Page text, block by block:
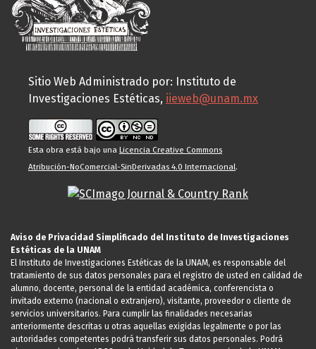
Sitio Web Administrado por: Instituto de
Investigaciones Estéticas, iieweb@unam.mx
Esta obra está bajo una Licencia Creative Commons
Atribución-NoComercial-SinDerivadas 4.0 Internacional.
Aviso de Privacidad Simplificado del Instituto de Investigaciones
Estéticas de la UNAM
El Instituto de Investigaciones Estéticas de la UNAM, es responsable del
tratamiento de sus datos personales para el registro de usted en calidad de
alumno, docente, personal de la entidad académica, conferencista o
invitado externo (nacional o extranjero), visitante, proveedor o cliente de
servicios universitarios. Para cumplir las finalidades necesarias
anteriormente descritas u otras aquellas exigidas legalmente o por las
autoridades competentes podrá transferir sus datos personales. Podrá